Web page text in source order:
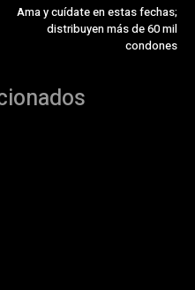
Ama y cuídate en estas fechas;
distribuyen más de 60 mil
condones